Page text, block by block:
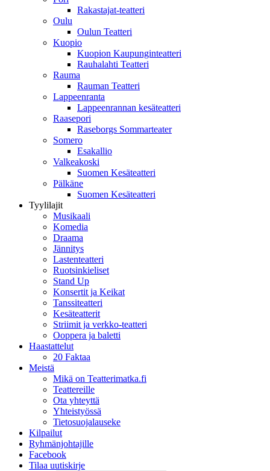
Rakastajat-teatteri
Oulu
Oulun Teatteri
Kuopio
Kuopion Kaupunginteatteri
Rauhalahti Teatteri
Rauma
Rauman Teatteri
Lappeenranta
Lappeenrannan kesäteatteri
Raasepori
Raseborgs Sommarteater
Somero
Esakallio
Valkeakoski
Suomen Kesäteatteri
Pälkäne
Suomen Kesäteatteri
Tyylilajit
Musikaali
Komedia
Draama
Jännitys
Lastenteatteri
Ruotsinkieliset
Stand Up
Konsertit ja Keikat
Tanssiteatteri
Kesäteatterit
Striimit ja verkko-teatteri
Ooppera ja baletti
Haastattelut
20 Faktaa
Meistä
Mikä on Teatterimatka.fi
Teattereille
Ota yhteyttä
Yhteistyössä
Tietosuojalauseke
Kilpailut
Ryhmänjohtajille
Facebook
Tilaa uutiskirje